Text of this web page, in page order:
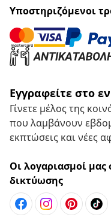
Υποστηριζόμενοι
Εγγραφείτε στο
Γίνετε μέλος της
που λαμβάνουν
εκπτώσεις και νέες
Οι λογαριασμοί
δικτύωσης